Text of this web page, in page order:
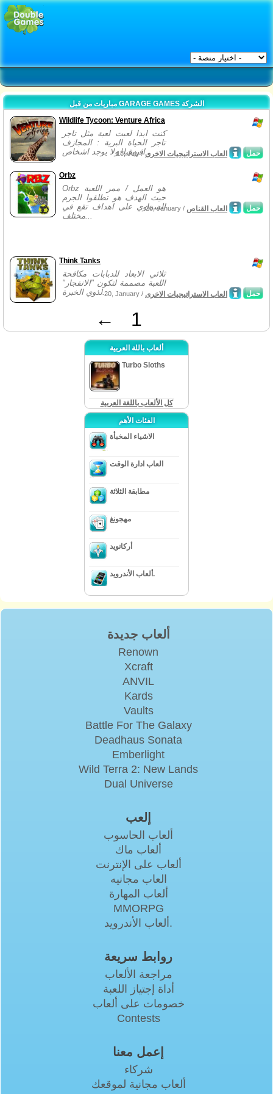
مباريات من قبل GARAGE GAMES الشركة
Wildlife Tycoon: Venture Africa
كنت ابدا لعبت لعبة مثل تاجر
تاجر الحياة البرية : المجازف
افريقيا! ولا يوجد اشخاص...
حمل 18, July /العاب الاستراتيجيات الاخرى
Orbz
Orbz هو العمل / ممر اللعبة
حيث الهدف هو تطلقوا الجرم
السماوي على اهداف تقع في
مختلف...
حمل 20, January / العاب القناص
Think Tanks
ثلاثي الابعاد للدبابات مكافحة
اللعبة مصممة لتكون "الانفجار"
لذوي الخبرة...
حمل 20, January / العاب الاستراتيجيات الاخرى
← 1
ألعاب باللة العربية
Turbo Sloths
كل الألعاب باللغة العربية
الفئات الأهم
الاشياء المخبأة
العاب ادارة الوقت
مطابقة الثلاثة
مهجونغ
أركانويد
ألعاب الأندرويد.
ألعاب جديدة
Renown
Xcraft
ANVIL
Kards
Vaults
Battle For The Galaxy
Deadhaus Sonata
Emberlight
Wild Terra 2: New Lands
Dual Universe
إلعب
ألعاب الحاسوب
ألعاب ماك
ألعاب على الإنترنت
العاب مجانيه
ألعاب المهارة
MMORPG
ألعاب الأندرويد.
روابط سريعة
مراجعة الألعاب
أداة إجتياز اللعبة
خصومات على ألعاب
Contests
إعمل معنا
شركاء
ألعاب مجانية لموقعك